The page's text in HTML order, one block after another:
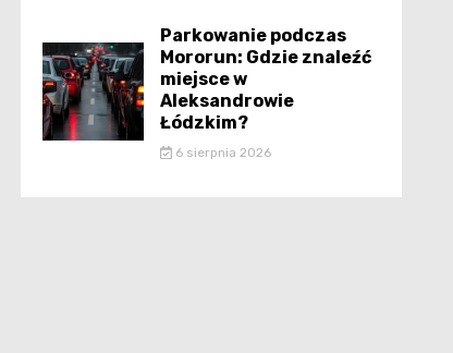
Parkowanie podczas
Mororun: Gdzie znaleźć
miejsce w
Aleksandrowie
Łódzkim?
6 sierpnia 2026